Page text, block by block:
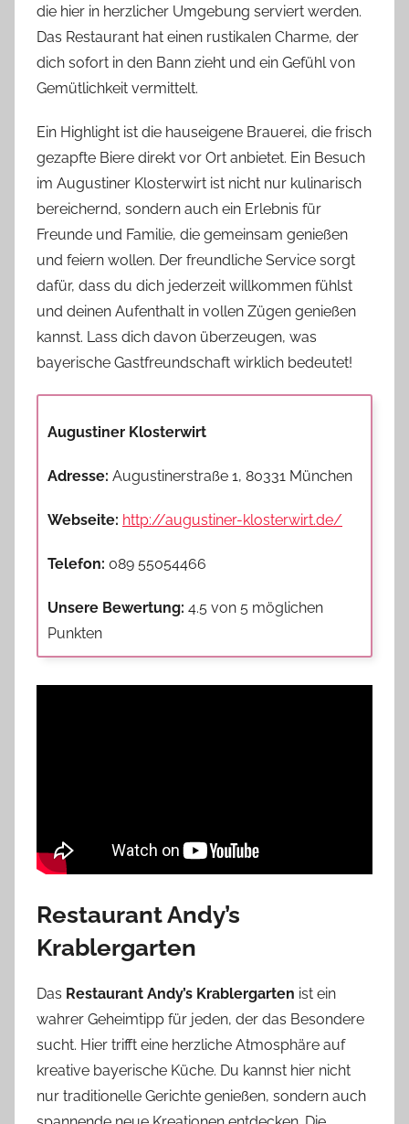
die hier in herzlicher Umgebung serviert werden.
Das Restaurant hat einen rustikalen Charme, der
dich sofort in den Bann zieht und ein Gefühl von
Gemütlichkeit vermittelt.
Ein Highlight ist die hauseigene Brauerei, die frisch
gezapfte Biere direkt vor Ort anbietet. Ein Besuch
im Augustiner Klosterwirt ist nicht nur kulinarisch
bereichernd, sondern auch ein Erlebnis für
Freunde und Familie, die gemeinsam genießen
und feiern wollen. Der freundliche Service sorgt
dafür, dass du dich jederzeit willkommen fühlst
und deinen Aufenthalt in vollen Zügen genießen
kannst. Lass dich davon überzeugen, was
bayerische Gastfreundschaft wirklich bedeutet!
Augustiner Klosterwirt
Adresse: Augustinerstraße 1, 80331 München
Webseite: http://augustiner-klosterwirt.de/
Telefon: 089 55054466
Unsere Bewertung: 4.5 von 5 möglichen
Punkten
Restaurant Andy’s
Krablergarten
Das Restaurant Andy’s Krablergarten ist ein
wahrer Geheimtipp für jeden, der das Besondere
sucht. Hier trifft eine herzliche Atmosphäre auf
kreative bayerische Küche. Du kannst hier nicht
nur traditionelle Gerichte genießen, sondern auch